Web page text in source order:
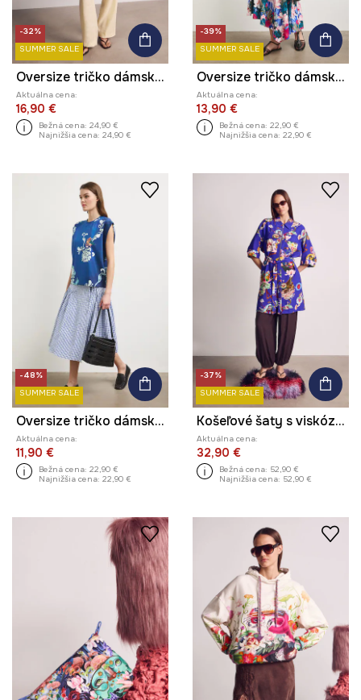
-32%
SUMMER SALE
Oversize tričko dámske bavlnené z kolekcie Kit Mizeres x Medicine
Aktuálna cena:
16,90 €
Bežná cena: 24,90 €
Najnižšia cena: 24,90 €
-39%
SUMMER SALE
Oversize tričko dámske bavlnené s elastanom z kolekcie Kit Mizeres x Medicine
Aktuálna cena:
13,90 €
Bežná cena: 22,90 €
Najnižšia cena: 22,90 €
-48%
SUMMER SALE
Oversize tričko dámske bavlnené s elastanom z kolekcie Kit Mizeres x Medicine
Aktuálna cena:
11,90 €
Bežná cena: 22,90 €
Najnižšia cena: 22,90 €
-37%
SUMMER SALE
Košeľové šaty s viskózou z kolekcie Kit Mizeres x Medicine
Aktuálna cena:
32,90 €
Bežná cena: 52,90 €
Najnižšia cena: 52,90 €